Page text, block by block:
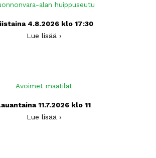
alan huippuseutu
4.8.2026 klo 17:30
Lue lisää ›
Avoimet maatilat
11.7.2026 klo 11
Lue lisää ›